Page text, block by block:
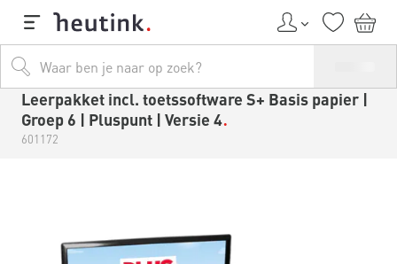
Leerpakket incl. toetssoftware S+ Basis papier |
Groep 6 | Pluspunt | Versie 4
601172